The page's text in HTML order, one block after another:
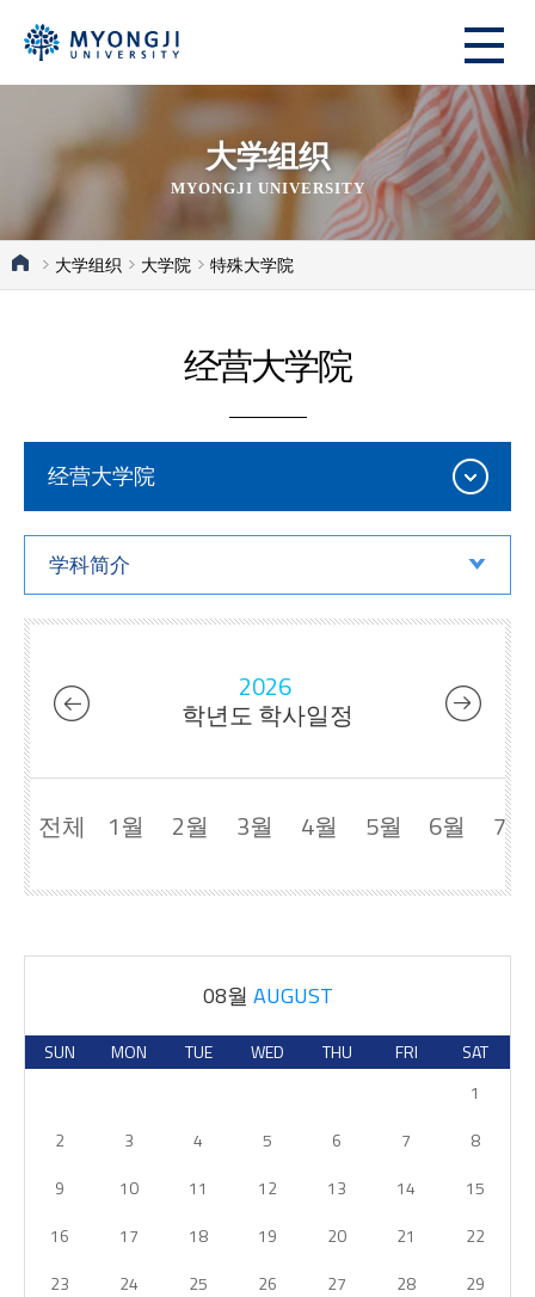
大学组织
MYONGJI UNIVERSITY
大学组织 大学院 特殊大学院
经营大学院
经营大学院
学科简介
2026
학년도 학사일정
전체 1월 2월 3월 4월 5월 6월 7월
08월 AUGUST
SUN MON TUE WED THU FRI
SAT
1
2
3 4 5 6 7
8
9
10 11 12 13 14
15
16
17 18 19 20 21
22
23
24 25 26 27 28
29